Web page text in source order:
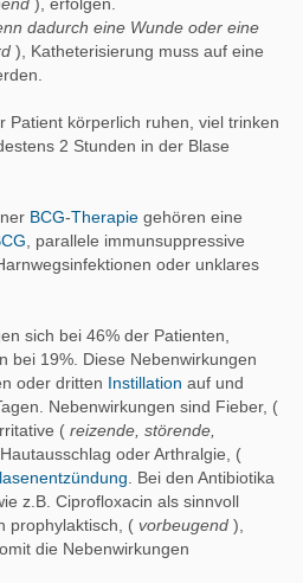
dadurch eine Wunde oder eine
), Katheterisierung muss auf eine
Patient körperlich ruhen, viel trinken
2 Stunden in der Blase
BCG-Therapie gehören eine
, parallele immunsuppressive
Harnwegsinfektionen oder unklares
sich bei 46% der Patienten,
bei 19%. Diese Nebenwirkungen
oder dritten Instillation auf und
Nebenwirkungen sind Fieber, (
( reizende, störende,
oder Arthralgie, (
. Bei den Antibiotika
z.B. Ciprofloxacin als sinnvoll
prophylaktisch, ( vorbeugend ),
die Nebenwirkungen